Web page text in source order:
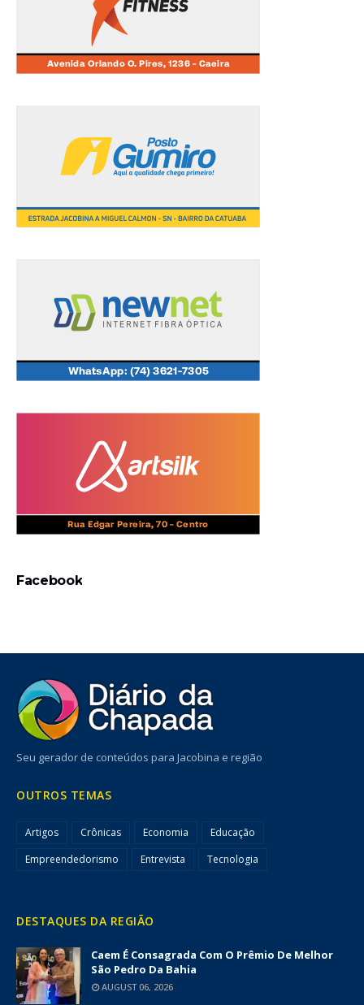
Facebook
Seu gerador de conteúdos para Jacobina e região
OUTROS TEMAS
Artigos Crônicas Economia
Educação
Empreendedorismo
Entrevista Tecnologia
DESTAQUES DA REGIÃO
Caem É Consagrada Com O Prêmio De Melhor
São Pedro Da Bahia
AUGUST 06, 2026